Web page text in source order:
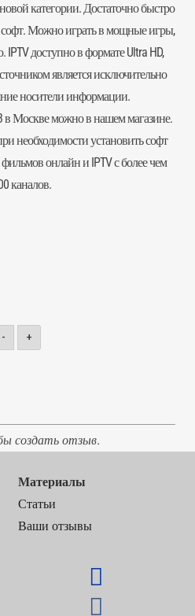
категории. Достаточно быстро
софт. Можно играть в мощные игры,
доступно в формате Ultra HD,
является исключительно
носители информации.
в Москве можно в нашем магазине.
необходимости установить софт
онлайн и IPTV с более чем
каналов.
- +
создать отзыв.
Материалы
Статьи
Ваши отзывы